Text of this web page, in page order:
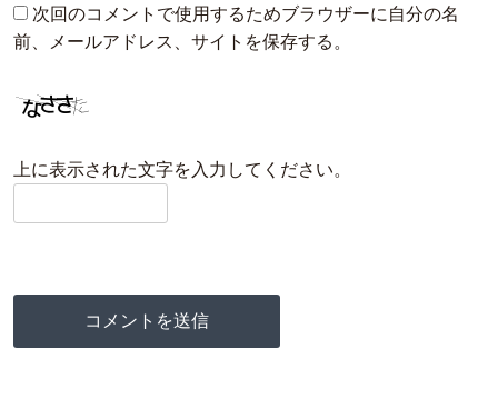
次回のコメントで使用するためブラウザーに自分の名
前、メールアドレス、サイトを保存する。
上に表示された文字を入力してください。